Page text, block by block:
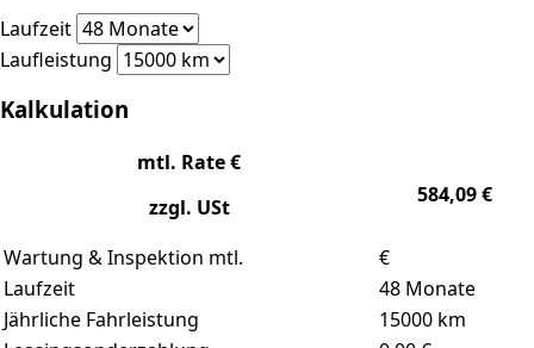
Laufzeit
Laufleistung
Kalkulation
mtl. Rate €
zzgl. USt
584,09€
Wartung & Inspektion mtl.
€
Laufzeit
48 Monate
Jährliche Fahrleistung
15000 km